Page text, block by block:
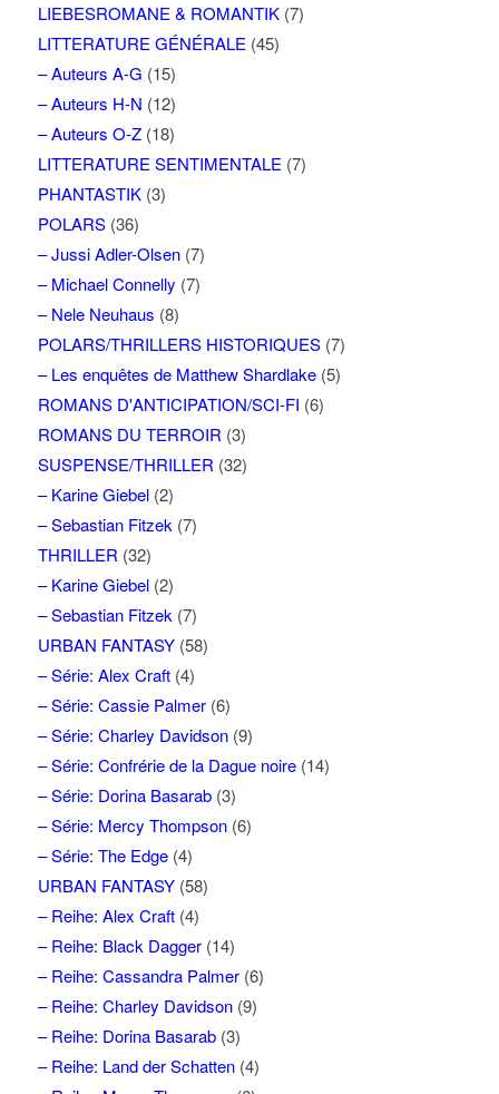
LIEBESROMANE & ROMANTIK(7)
LITTERATURE GÉNÉRALE(45)
– Auteurs A-G (15)
– Auteurs H-N (12)
– Auteurs O-Z(18)
LITTERATURE SENTIMENTALE(7)
PHANTASTIK(3)
POLARS(36)
– Jussi Adler-Olsen(7)
– Michael Connelly (7)
– Nele Neuhaus (8)
POLARS/THRILLERS HISTORIQUES(7)
– Les enquêtes de Matthew Shardlake(5)
ROMANS D'ANTICIPATION/SCI-FI (6)
ROMANS DU TERROIR (3)
SUSPENSE/THRILLER (32)
– Karine Giebel(2)
– Sebastian Fitzek(7)
THRILLER (32)
– Karine Giebel(2)
– Sebastian Fitzek(7)
URBAN FANTASY(58)
– Série: Alex Craft(4)
– Série: Cassie Palmer(6)
– Série: Charley Davidson(9)
– Série: Confrérie de la Dague noire(14)
– Série: Dorina Basarab(3)
– Série: Mercy Thompson(6)
– Série: The Edge(4)
URBAN FANTASY(58)
– Reihe: Alex Craft(4)
– Reihe: Black Dagger(14)
– Reihe: Cassandra Palmer(6)
– Reihe: Charley Davidson(9)
– Reihe: Dorina Basarab(3)
– Reihe: Land der Schatten(4)